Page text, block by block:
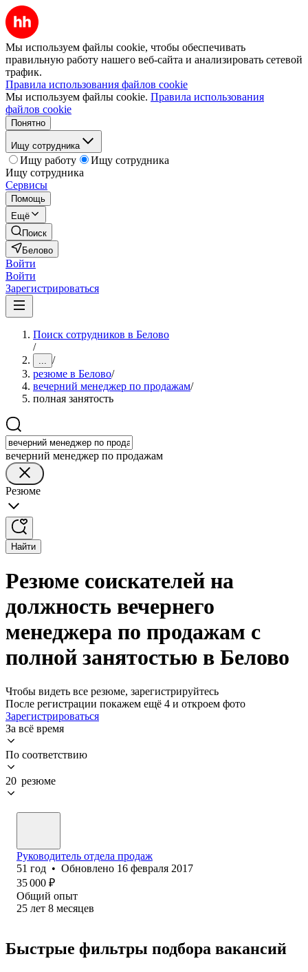
Мы используем файлы cookie, чтобы обеспечивать
правильную работу нашего веб-сайта и анализировать сетевой
трафик.
Правила использования файлов cookie
Мы используем файлы cookie. Правила использования
файлов cookie
Понятно
Ищу сотрудника
Ищу работу
Ищу сотрудника
Ищу сотрудника
Сервисы
Помощь
Ещё
Поиск
Белово
Войти
Войти
Зарегистрироваться
Поиск сотрудников в Белово
/
... /
резюме в Белово/
вечерний менеджер по продажам/
полная занятость
вечерний менеджер по продажам
Резюме
Найти
Резюме соискателей на
должность вечернего
менеджера по продажам с
полной занятостью в Белово
Чтобы видеть все резюме, зарегистрируйтесь
После регистрации покажем ещё 4 и откроем фото
Зарегистрироваться
За всё время
По соответствию
20 резюме
Руководитель отдела продаж
51 год • Обновлено 16 февраля 2017
35 000 ₽
Общий опыт
25 лет 8 месяцев
Быстрые фильтры подбора вакансий